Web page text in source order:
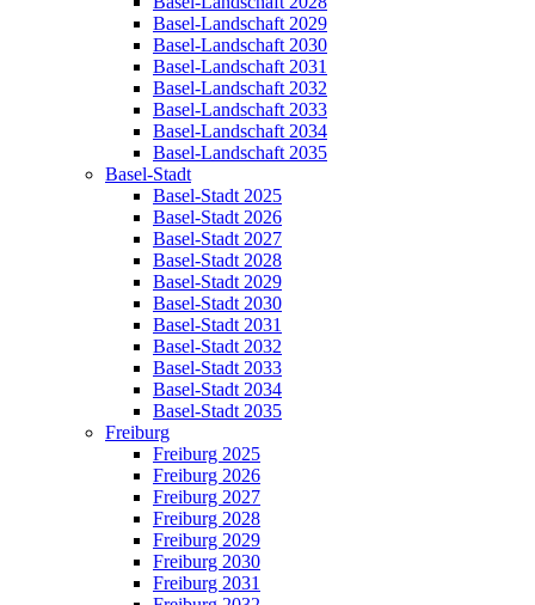
Basel-Landschaft 2029
Basel-Landschaft 2030
Basel-Landschaft 2031
Basel-Landschaft 2032
Basel-Landschaft 2033
Basel-Landschaft 2034
Basel-Landschaft 2035
Basel-Stadt
Basel-Stadt 2025
Basel-Stadt 2026
Basel-Stadt 2027
Basel-Stadt 2028
Basel-Stadt 2029
Basel-Stadt 2030
Basel-Stadt 2031
Basel-Stadt 2032
Basel-Stadt 2033
Basel-Stadt 2034
Basel-Stadt 2035
Freiburg
Freiburg 2025
Freiburg 2026
Freiburg 2027
Freiburg 2028
Freiburg 2029
Freiburg 2030
Freiburg 2031